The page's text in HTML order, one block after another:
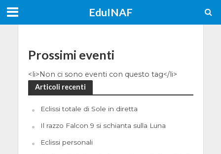
EduINAF
Prossimi eventi
<li>Non ci sono eventi con questo tag</li>
Articoli recenti
Eclissi totale di Sole in diretta
Il razzo Falcon 9 si schianta sulla Luna
Eclissi personali